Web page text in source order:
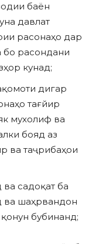
баён
давлат
расонаҳо дар
бо расондани
кунад;
дигар
тағйир
мухолиф ва
бояд аз
ва таҷрибаҳои
садоқат ба
ва шаҳрвандон
бубинанд;